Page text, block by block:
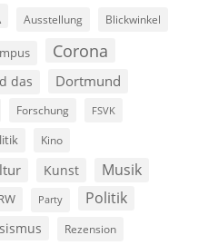
Ausstellung Blickwinkel
Corona
das Dortmund
Forschung FSVK
Kino
Kunst Musik
Party Politik
Rezension